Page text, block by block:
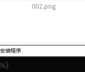
002.png